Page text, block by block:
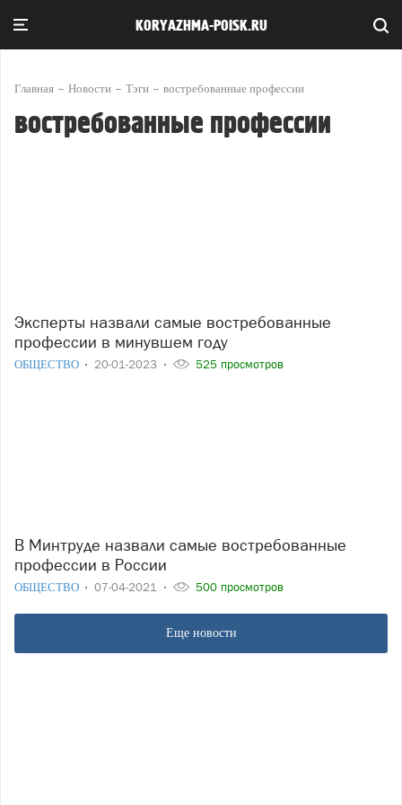
KORYAZHMA-POISK.RU
Главная Новости Тэги востребованные профессии
востребованные профессии
Эксперты назвали самые востребованные
профессии в минувшем году
ОБЩЕСТВО 20-01-2023 525 просмотров
В Минтруде назвали самые востребованные
профессии в России
ОБЩЕСТВО 07-04-2021 500 просмотров
Еще новости